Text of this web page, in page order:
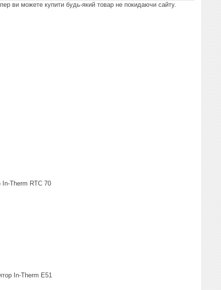
ви можете купити будь-який товар не покидаючи сайту.
In-Therm RTC 70
In-Therm Е51